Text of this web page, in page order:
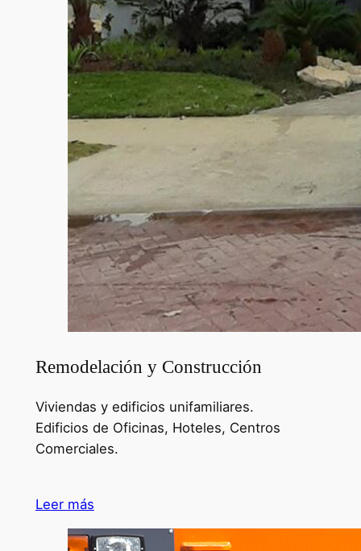
Remodelación y Construcción
Viviendas y edificios unifamiliares.
Edificios de Oficinas, Hoteles, Centros
Comerciales.
Leer más